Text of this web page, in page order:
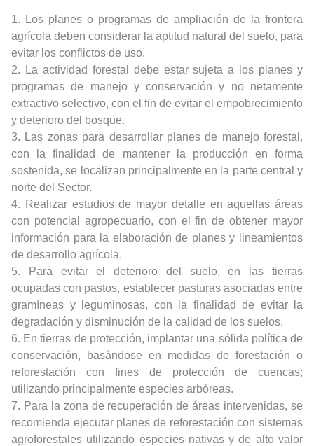
1. Los planes o programas de ampliación de la frontera
agrícola deben considerar la aptitud natural del suelo, para
evitar los conflictos de uso.
2. La actividad forestal debe estar sujeta a los planes y
programas de manejo y conservación y no netamente
extractivo selectivo, con el fin de evitar el empobrecimiento
y deterioro del bosque.
3. Las zonas para desarrollar planes de manejo forestal,
con la finalidad de mantener la producción en forma
sostenida, se localizan principalmente en la parte central y
norte del Sector.
4. Realizar estudios de mayor detalle en aquellas áreas
con potencial agropecuario, con el fin de obtener mayor
información para la elaboración de planes y lineamientos
de desarrollo agrícola.
5. Para evitar el deterioro del suelo, en las tierras
ocupadas con pastos, establecer pasturas asociadas entre
gramíneas y leguminosas, con la finalidad de evitar la
degradación y disminución de la calidad de los suelos.
6. En tierras de protección, implantar una sólida política de
conservación, basándose en medidas de forestación o
reforestación con fines de protección de cuencas;
utilizando principalmente especies arbóreas.
7. Para la zona de recuperación de áreas intervenidas, se
recomienda ejecutar planes de reforestación con sistemas
agroforestales utilizando especies nativas y de alto valor